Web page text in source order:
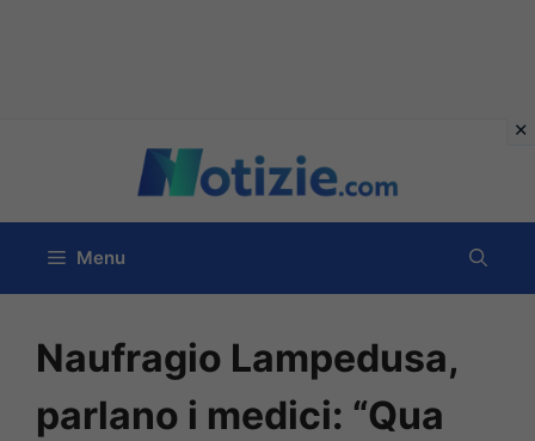
contenuto
Menu
Naufragio Lampedusa,
parlano i medici: “Qua